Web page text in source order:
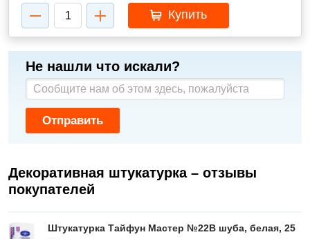
Купить
Не нашли что искали?
Отправить
Декоративная штукатурка – отзывы
покупателей
Штукатурка Тайфун Мастер №22В шуба, белая, 25